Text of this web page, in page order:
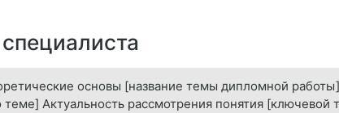
основы [название темы дипломной
Актуальность рассмотрения понятия